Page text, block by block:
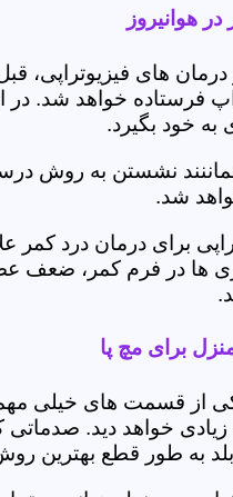
هوانیروز
های فیزیوتراپی،
فرستاده خواهد شد. در
خود بگیرد.
نشستن به روش
شد.
برای درمان درد
ها در فرم کمر، ضعف
برای مچ پا
از قسمت های خیلی
خواهد دید. صدماتی
به طور قطع بهترین